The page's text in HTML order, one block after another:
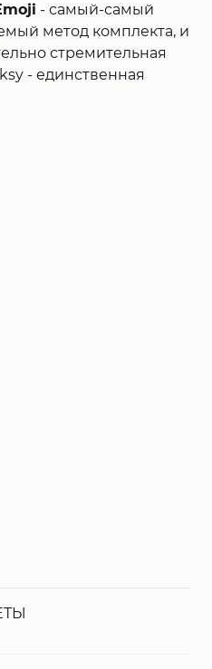
- самый-самый
метод комплекта, и
стремительная
- единственная
выискать и посылать
с поддержкою